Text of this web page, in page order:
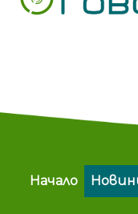
Main
Начало